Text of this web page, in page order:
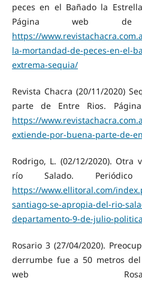
peces en el Bañado la
Página web de
https://
la-mortandad-de-peces-en-el-
extrema-sequia/
Revista Chacra (20/11/2020)
parte de Entre Rios.
https://
extiende-por-buena-parte-de-
Rodrigo, L. (02/12/2020). Otra
río Salado.
https://www.ellitoral.com/
santiago-se-apropia-del-rio-
departamento-9-de-julio-
Rosario 3 (27/04/2020).
derrumbe fue a 50 metros
web